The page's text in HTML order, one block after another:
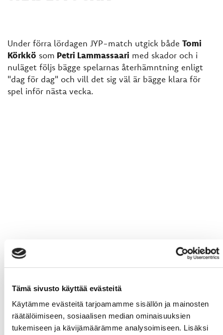
Tämä sivusto käyttää evästeitä
Käytämme evästeitä tarjoamamme sisällön ja mainosten
räätälöimiseen, sosiaalisen median ominaisuuksien
tukemiseen ja kävijämäärämme analysoimiseen. Lisäksi
Under förra lördagen JYP-match utgick både Tomi
Körkkö som Petri Lammassaari med skador och i
nuläget följs bägge spelarnas återhämntning enligt
"dag för dag" och vill det sig väl är bägge klara för
spel inför nästa vecka.